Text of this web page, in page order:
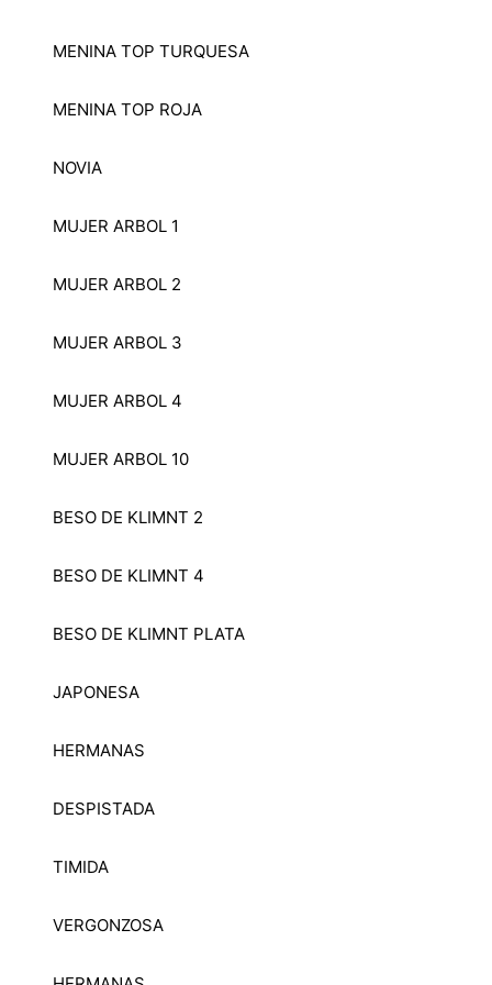
MENINA TOP TURQUESA
MENINA TOP ROJA
NOVIA
MUJER ARBOL 1
MUJER ARBOL 2
MUJER ARBOL 3
MUJER ARBOL 4
MUJER ARBOL 10
BESO DE KLIMNT 2
BESO DE KLIMNT 4
BESO DE KLIMNT PLATA
JAPONESA
HERMANAS
DESPISTADA
TIMIDA
VERGONZOSA